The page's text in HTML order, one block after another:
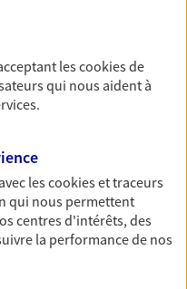
chapitre de
Retraite)
retraite.
lescookiesde
qui nous aident à
lescookies et traceurs
qui nous permettent
centres d'intérêts, des
la performance de nos